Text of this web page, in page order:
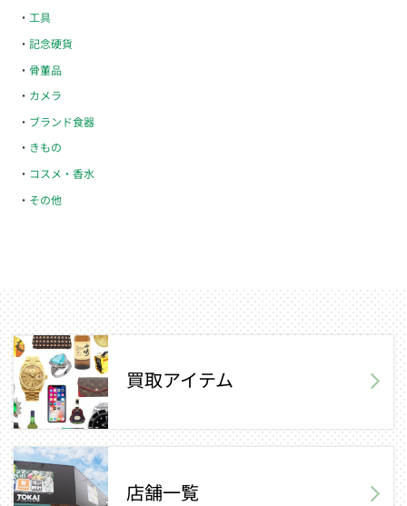
工具
記念硬貨
骨董品
カメラ
ブランド食器
きもの
コスメ・香水
その他
買取アイテム
店舗一覧